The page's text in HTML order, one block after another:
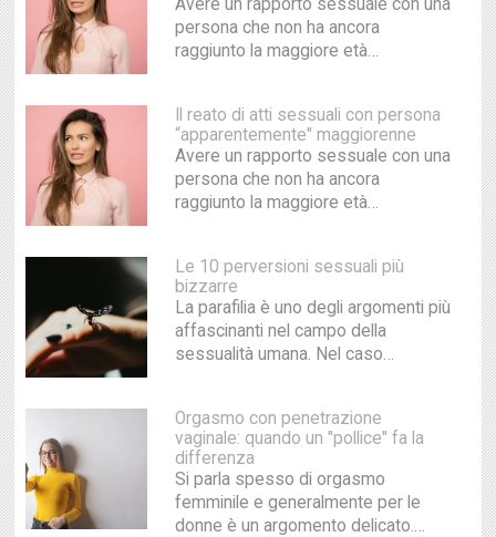
Avere un rapporto sessuale con una
persona che non ha ancora
raggiunto la maggiore età…
Il reato di atti sessuali con persona
“apparentemente" maggiorenne
Avere un rapporto sessuale con una
persona che non ha ancora
raggiunto la maggiore età…
Le 10 perversioni sessuali più
bizzarre
La parafilia è uno degli argomenti più
affascinanti nel campo della
sessualità umana. Nel caso…
Orgasmo con penetrazione
vaginale: quando un "pollice" fa la
differenza
Si parla spesso di orgasmo
femminile e generalmente per le
donne è un argomento delicato.…